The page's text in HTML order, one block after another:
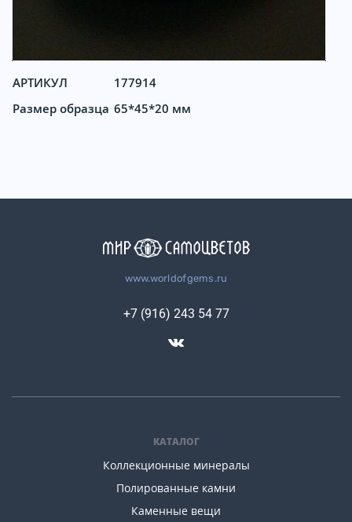
АРТИКУЛ
177914
Размер образца 65*45*20 мм
www.worldofgems.ru
КАТАЛОГ
Коллекционные минералы
Полированные камни
Каменные вещи
+7 (916) 243 54 77